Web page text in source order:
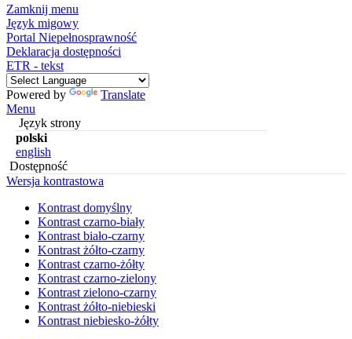
Zamknij menu
Język migowy
Portal Niepełnosprawność
Deklaracja dostępności
ETR - tekst
Powered by
Translate
Menu
Język strony
polski
english
Dostępność
Wersja kontrastowa
Kontrast domyślny
Kontrast czarno-biały
Kontrast biało-czarny
Kontrast żółto-czarny
Kontrast czarno-żółty
Kontrast czarno-zielony
Kontrast zielono-czarny
Kontrast żółto-niebieski
Kontrast niebiesko-żółty